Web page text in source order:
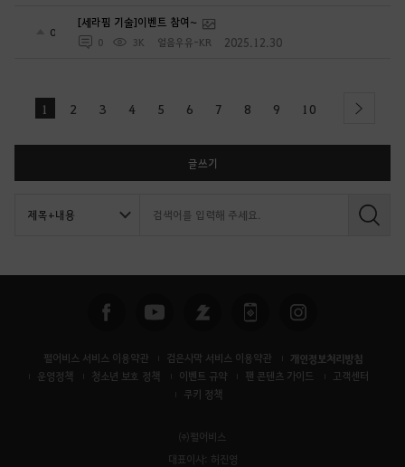
0
[세라핌 기술]이벤트 참여~
0 3K 얼음우유-KR 2025.12.30
1 2 3 4 5 6 7 8 9 10 next
글쓰기
검
펄어비스 서비스 이용약관 검은사막 서비스 이용약관 개인정보처리방침
운영정책 청소년 보호 정책 이벤트 규약 팬 콘텐츠 가이드
고객센터
쿠키 정책
㈜펄어비스
대표이사: 허진영